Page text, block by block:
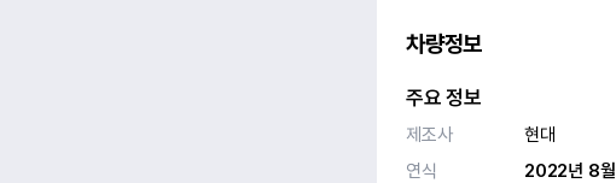
차량정보
주요 정보
제조사
현대
연식
2022년 8월